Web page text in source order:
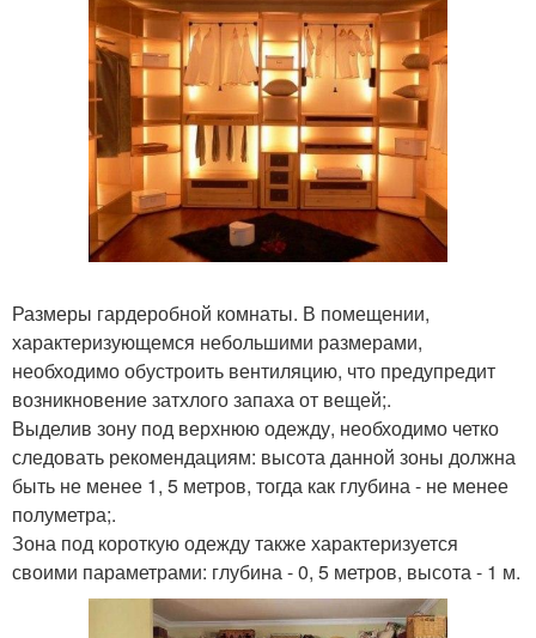
Размеры гардеробной комнаты. В помещении,
характеризующемся небольшими размерами,
необходимо обустроить вентиляцию, что предупредит
возникновение затхлого запаха от вещей;.
Выделив зону под верхнюю одежду, необходимо четко
следовать рекомендациям: высота данной зоны должна
быть не менее 1, 5 метров, тогда как глубина - не менее
полуметра;.
Зона под короткую одежду также характеризуется
своими параметрами: глубина - 0, 5 метров, высота - 1 м.